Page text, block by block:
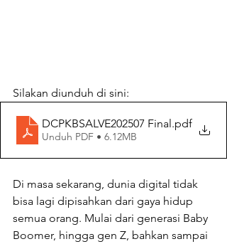
Silakan diunduh di sini:
DCPKBSALVE202507 Final.pdf
Unduh PDF • 6.12MB
Di masa sekarang, dunia digital tidak
bisa lagi dipisahkan dari gaya hidup
semua orang. Mulai dari generasi Baby
Boomer, hingga gen Z, bahkan sampai